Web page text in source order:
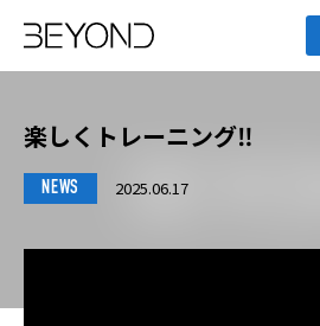
楽しくトレーニング‼️
NEWS 2025.06.17